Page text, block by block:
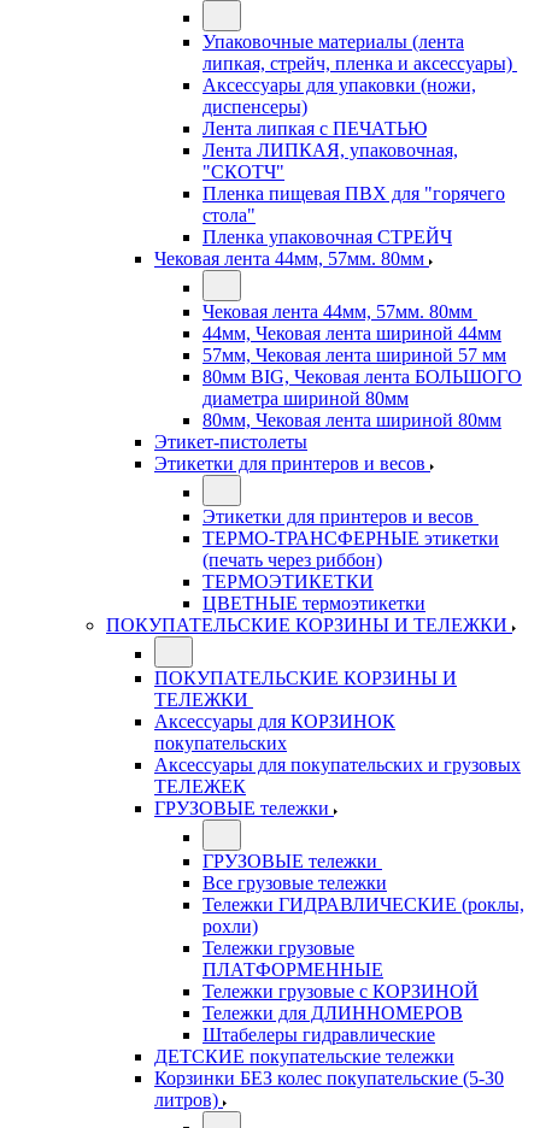
Упаковочные материалы (лента
липкая, стрейч, пленка и аксессуары)
Аксессуары для упаковки (ножи,
диспенсеры)
Лента липкая с ПЕЧАТЬЮ
Лента ЛИПКАЯ, упаковочная,
"СКОТЧ"
Пленка пищевая ПВХ для "горячего
стола"
Пленка упаковочная СТРЕЙЧ
Чековая лента 44мм, 57мм. 80мм
Чековая лента 44мм, 57мм. 80мм
44мм, Чековая лента шириной 44мм
57мм, Чековая лента шириной 57 мм
80мм BIG, Чековая лента БОЛЬШОГО
диаметра шириной 80мм
80мм, Чековая лента шириной 80мм
Этикет-пистолеты
Этикетки для принтеров и весов
Этикетки для принтеров и весов
ТЕРМО-ТРАНСФЕРНЫЕ этикетки
(печать через риббон)
ТЕРМОЭТИКЕТКИ
ЦВЕТНЫЕ термоэтикетки
ПОКУПАТЕЛЬСКИЕ КОРЗИНЫ И ТЕЛЕЖКИ
ПОКУПАТЕЛЬСКИЕ КОРЗИНЫ И
ТЕЛЕЖКИ
Аксессуары для КОРЗИНОК
покупательских
Аксессуары для покупательских и грузовых
ТЕЛЕЖЕК
ГРУЗОВЫЕ тележки
ГРУЗОВЫЕ тележки
Все грузовые тележки
Тележки ГИДРАВЛИЧЕСКИЕ (роклы,
рохли)
Тележки грузовые
ПЛАТФОРМЕННЫЕ
Тележки грузовые с КОРЗИНОЙ
Тележки для ДЛИННОМЕРОВ
Штабелеры гидравлические
ДЕТСКИЕ покупательские тележки
Корзинки БЕЗ колес покупательские (5-30
литров)